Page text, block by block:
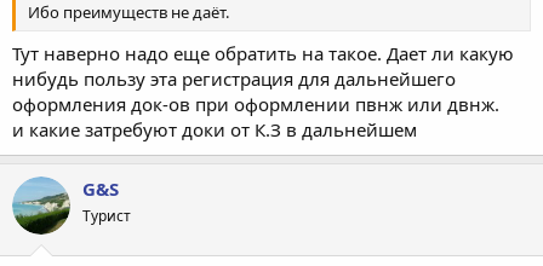
Ибо преимуществ не даёт.
Тут наверно надо еще обратить на такое. Дает ли какую
нибудь пользу эта регистрация для дальнейшего
оформления док-ов при оформлении пвнж или двнж.
и какие затребуют доки от К.З в дальнейшем
G&S
Турист